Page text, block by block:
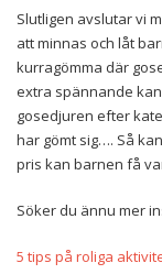
Slutligen avslutar vi
att minnas och låt
kurragömma där
extra spännande
gosedjuren efter
har gömt sig…. Så
pris kan barnen få
Söker du ännu mer
5 tips på roliga